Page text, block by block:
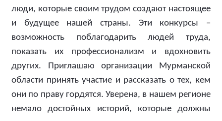
люди, которые своим трудом создают настоящее
и будущее нашей страны. Эти конкурсы –
возможность поблагодарить людей труда,
показать их профессионализм и вдохновить
других. Приглашаю организации Мурманской
области принять участие и рассказать о тех, кем
они по праву гордятся. Уверена, в нашем регионе
немало достойных историй, которые должны